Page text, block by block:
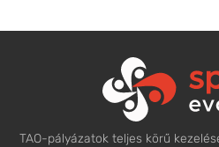
TAO-pályázatok teljes körű